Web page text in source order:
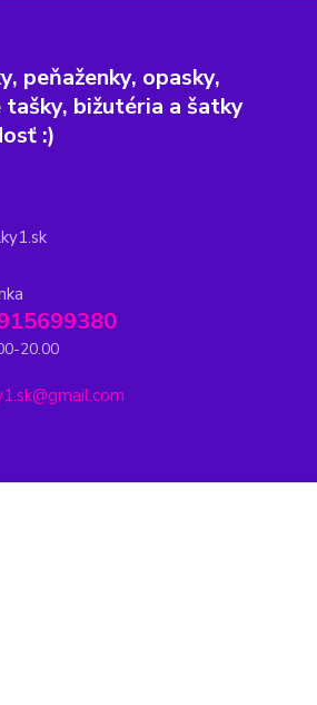
peňaženky, opasky,
tašky, bižutéria a šatky
:)
20.00